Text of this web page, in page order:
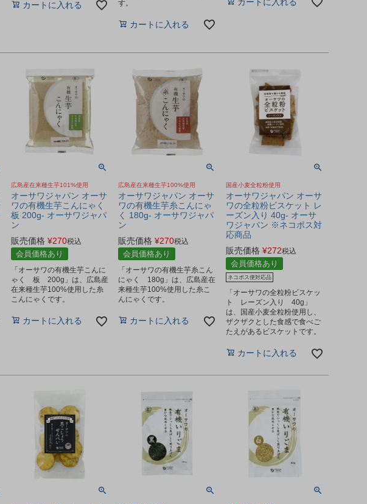
カートに入れる
す。
カートに入れる
広島産在来種生芋101%使用
オーサワジャパン オーサ
ワの有機生芋こんにゃく
板 200g- オーサワジャパ
ン
販売価格 ¥270税込
会員価格あり
「オーサワの有機生芋こんに
ゃく 板 200g」は、広島産
在来種生芋100%使用した糸
こんにゃくです。
カートに入れる
広島産在来種生芋100%使用
オーサワジャパン オーサ
ワの有機生芋糸こんにゃ
く 180g- オーサワジャパ
ン
販売価格 ¥270税込
会員価格あり
「オーサワの有機生芋糸こん
にゃく 180g」は、広島産在
来種生芋100%使用した糸こ
んにゃくです。
カートに入れる
国産小麦全粒粉使用
オーサワジャパン オーサ
ワの全粒粉ビスケット レ
ーズン入り 40g- オーサ
ワジャパン ※ネコポス対
応商品
販売価格 ¥272税込
会員価格あり
ネコポス便対応品
「オーサワの全粒粉ビスケッ
ト レーズン入り 40g」
は、国産小麦全粒粉使用し、
ザクザクとした食感で食べご
たえがあるビスケットです。
カートに入れる